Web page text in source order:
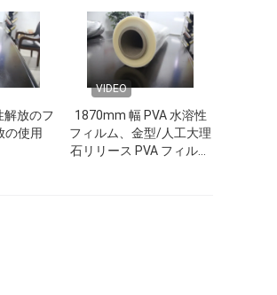
解放のフ
の使用
VIDEO
1870mm 幅 PVA 水溶性
フィルム、金型/人工大理
石リリース PVA フィルム